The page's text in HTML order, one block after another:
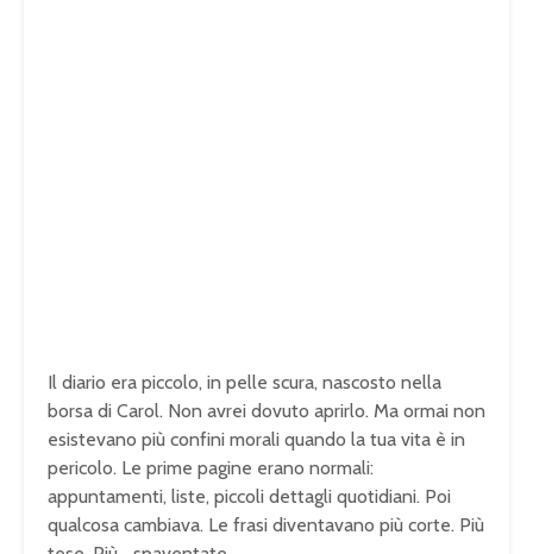
Il diario era piccolo, in pelle scura, nascosto nella
borsa di Carol. Non avrei dovuto aprirlo. Ma ormai non
esistevano più confini morali quando la tua vita è in
pericolo. Le prime pagine erano normali:
appuntamenti, liste, piccoli dettagli quotidiani. Poi
qualcosa cambiava. Le frasi diventavano più corte. Più